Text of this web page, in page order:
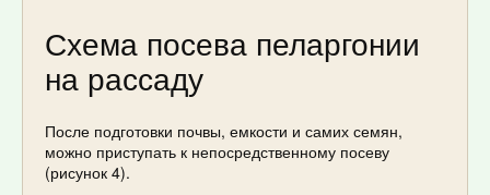
Схема посева пеларгонии
на рассаду
После подготовки почвы, емкости и самих семян,
можно приступать к непосредственному посеву
(рисунок 4).